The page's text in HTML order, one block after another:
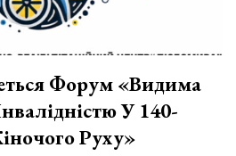
Форум «Видима
У 140-
Руху»